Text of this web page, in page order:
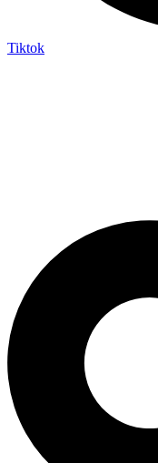
Tiktok